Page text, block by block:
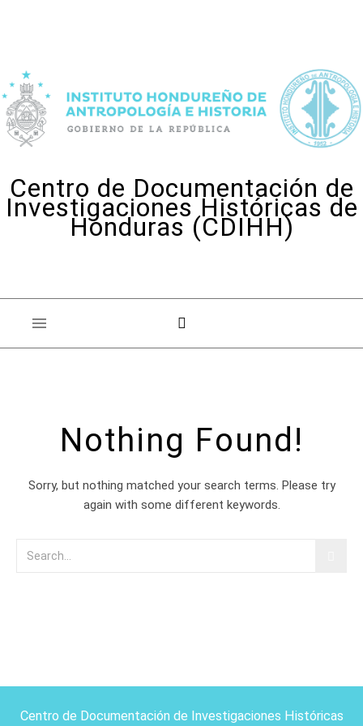
Centro de Documentación de
Investigaciones Históricas de
Honduras (CDIHH)
Nothing Found!
Sorry, but nothing matched your search terms. Please try
again with some different keywords.
Centro de Documentación de Investigaciones Históricas